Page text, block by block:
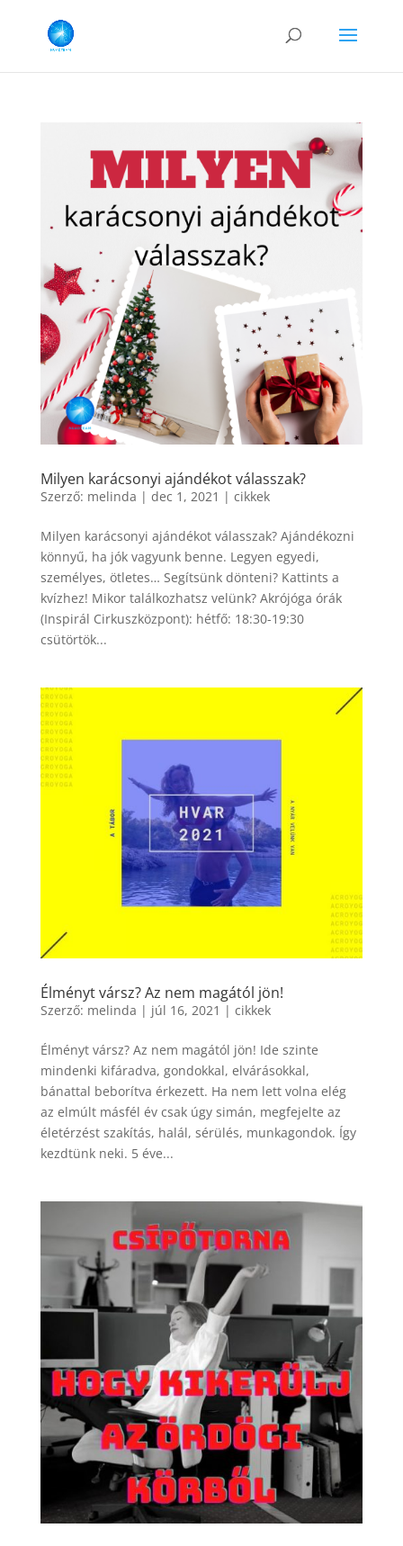
Milyen karácsonyi ajándékot válasszak?
Szerző: melinda | dec 1, 2021 | cikkek
Milyen karácsonyi ajándékot válasszak? Ajándékozni
könnyű, ha jók vagyunk benne. Legyen egyedi,
személyes, ötletes… Segítsünk dönteni? Kattints a
kvízhez! Mikor találkozhatsz velünk? Akrójóga órák
(Inspirál Cirkuszközpont): hétfő: 18:30-19:30
csütörtök...
Élményt vársz? Az nem magától jön!
Szerző: melinda | júl 16, 2021 | cikkek
Élményt vársz? Az nem magától jön! Ide szinte
mindenki kifáradva, gondokkal, elvárásokkal,
bánattal beborítva érkezett. Ha nem lett volna elég
az elmúlt másfél év csak úgy simán, megfejelte az
életérzést szakítás, halál, sérülés, munkagondok. Így
kezdtünk neki. 5 éve...